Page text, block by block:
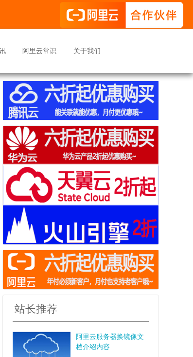
阿里云常识 关于我们
站长推荐
阿里云服务器换镜像文
档介绍内容